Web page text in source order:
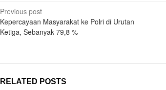
Post
navigation
Previous post
Kepercayaan Masyarakat ke Polri di Urutan
Ketiga, Sebanyak 79,8 %
RELATED POSTS